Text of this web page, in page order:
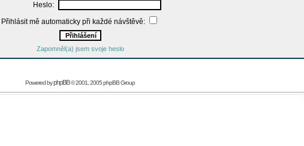
Heslo:
Přihlásit mě automaticky při každé návštěvě:
Zapomněl(a) jsem svoje heslo
Powered byphpBB© 2001, 2005 phpBB Group